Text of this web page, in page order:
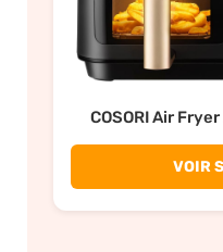
COSORI Air
VOIR